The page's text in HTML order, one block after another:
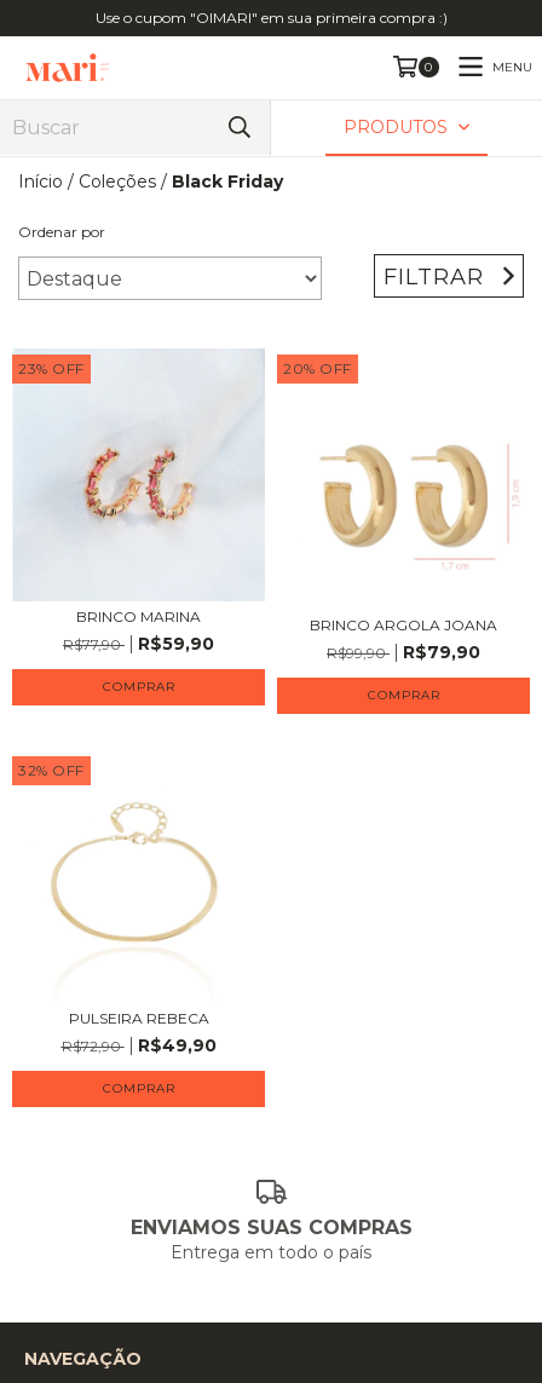
Use o cupom "OIMARI" em sua primeira compra :)
0 MENU
PRODUTOS
Início / Coleções / Black Friday
Ordenar por
FILTRAR
23% OFF
BRINCO MARINA
R$77,90
R$59,90
20% OFF
BRINCO ARGOLA JOANA
R$99,90
R$79,90
32% OFF
PULSEIRA REBECA
R$72,90
R$49,90
ENVIAMOS SUAS COMPRAS
Entrega em todo o país
NAVEGAÇÃO